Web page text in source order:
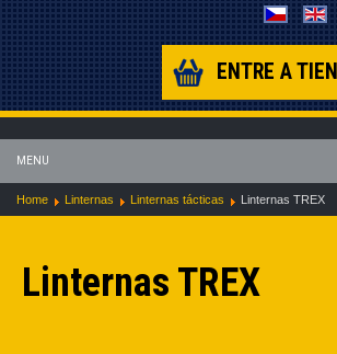
ENTRE A
MENU
Home Linternas Linternas tácticas Linternas TREX
Linternas TREX